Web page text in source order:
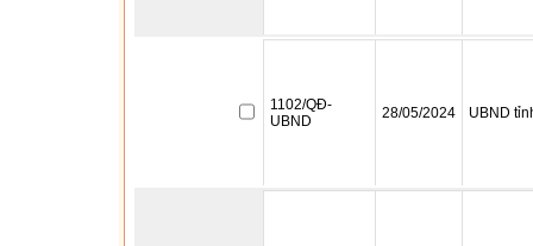
1102/QĐ-
UBND
28/05/2024 UBND